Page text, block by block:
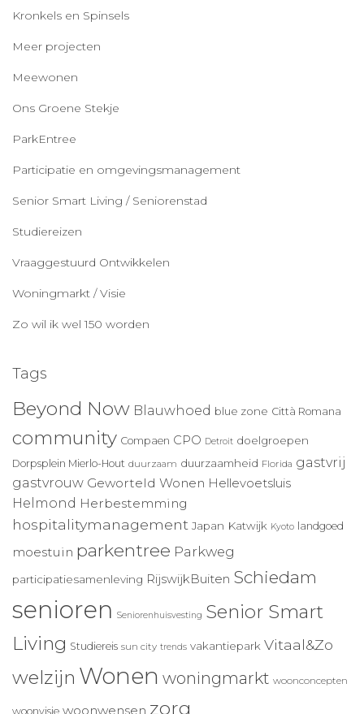
Kronkels en Spinsels
Meer projecten
Meewonen
Ons Groene Stekje
ParkEntree
Participatie en omgevingsmanagement
Senior Smart Living / Seniorenstad
Studiereizen
Vraaggestuurd Ontwikkelen
Woningmarkt / Visie
Zo wil ik wel 150 worden
Tags
Beyond Now Blauwhoed blue zone Città Romana
community Compaen CPO Detroit doelgroepen
Dorpsplein Mierlo-Hout duurzaam duurzaamheid Florida gastvrij
gastvrouw Geworteld Wonen Hellevoetsluis
Helmond Herbestemming
hospitalitymanagement Japan Katwijk Kyoto landgoed
moestuin parkentree Parkweg
participatiesamenleving RijswijkBuiten Schiedam
senioren Seniorenhuisvesting Senior Smart
Living Studiereis sun city trends vakantiepark Vitaal&Zo
welzijn Wonen woningmarkt woonconcepten
woonvisie woonwensen zorg